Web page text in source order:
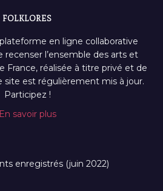
FOLKLORES
en ligne collaborative
recenser l’ensemble des arts et
France, réalisée à titre privé et de
site est régulièrement mis à jour.
Participez !
En savoir plus
enregistrés (juin 2022)